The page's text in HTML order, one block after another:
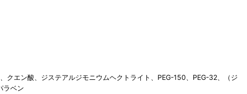
クエン酸、ジステアルジモニウムヘクトライト、PEG-150、PEG-32、（ジ
ラベン